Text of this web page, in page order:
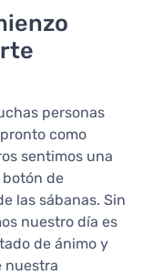
personas
como
sentimos una
de
las sábanas. Sin
nuestro día es
de ánimo y
nuestra